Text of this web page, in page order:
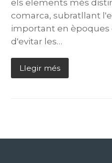
els elements més
comarca, subratllant
important en èpoques
d'evitar les…
Llegir més